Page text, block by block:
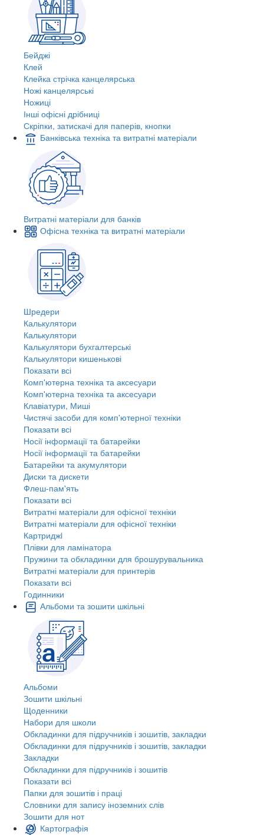
Бейджі
Клей
Клейка стрічка канцелярська
Ножі канцелярські
Ножиці
Інші офісні дрібниці
Скріпки, затискачі для паперів, кнопки
Банківська техніка та витратні матеріали
Витратні матеріали для банків
Офісна техніка та витратні матеріали
Шредери
Калькулятори
Калькулятори
Калькулятори бухгалтерські
Калькулятори кишенькові
Показати всі
Комп'ютерна техніка та аксесуари
Комп'ютерна техніка та аксесуари
Клавіатури, Миші
Чистячі засоби для комп'ютерної техніки
Показати всі
Носії інформації та батарейки
Носії інформації та батарейки
Батарейки та акумулятори
Диски та дискети
Флеш-пам'ять
Показати всі
Витратні матеріали для офісної техніки
Витратні матеріали для офісної техніки
Картриджi
Плівки для ламінатора
Пружини та обкладинки для брошурувальника
Витратні матеріали для принтерів
Показати всі
Годинники
Альбоми та зошити шкільні
Альбоми
Зошити шкільні
Щоденники
Набори для школи
Обкладинки для підручників і зошитів, закладки
Обкладинки для підручників і зошитів, закладки
Закладки
Обкладинки для підручників і зошитів
Показати всі
Папки для зошитів і праці
Словники для запису іноземних слів
Зошити для нот
Картографія